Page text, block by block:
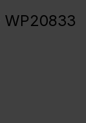
WP20833